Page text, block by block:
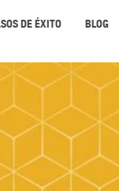
DE ÉXITO BLOG